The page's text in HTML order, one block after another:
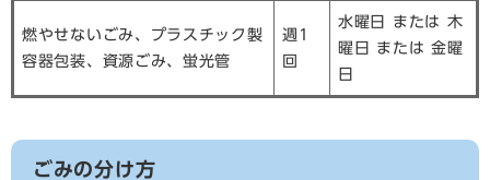
燃やせないごみ、プラスチック製
容器包装、資源ごみ、蛍光管
週1
回
水曜日 または 木
曜日 または 金曜
日
ごみの分け方